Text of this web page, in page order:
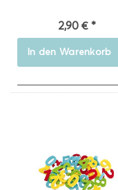
2,90 € *
In den Warenkorb